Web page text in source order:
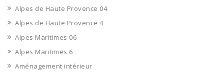
Alpes de Haute Provence 04
Alpes de Haute Provence 4
Alpes Maritimes 06
Alpes Maritimes 6
Aménagement intérieur